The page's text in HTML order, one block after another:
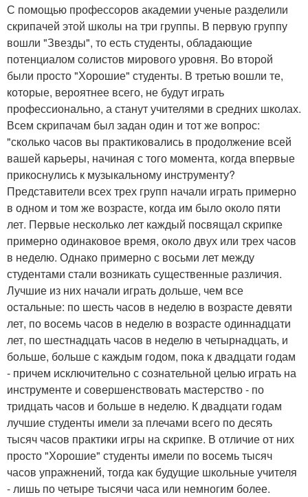
С помощью профессоров академии ученые разделили
скрипачей этой школы на три группы. В первую группу
вошли "Звезды", то есть студенты, обладающие
потенциалом солистов мирового уровня. Во второй
были просто "Хорошие" студенты. В третью вошли те,
которые, вероятнее всего, не будут играть
профессионально, а станут учителями в средних школах.
Всем скрипачам был задан один и тот же вопрос:
"сколько часов вы практиковались в продолжение всей
вашей карьеры, начиная с того момента, когда впервые
прикоснулись к музыкальному инструменту?
Представители всех трех групп начали играть примерно
в одном и том же возрасте, когда им было около пяти
лет. Первые несколько лет каждый посвящал скрипке
примерно одинаковое время, около двух или трех часов
в неделю. Однако примерно с восьми лет между
студентами стали возникать существенные различия.
Лучшие из них начали играть дольше, чем все
остальные: по шесть часов в неделю в возрасте девяти
лет, по восемь часов в неделю в возрасте одиннадцати
лет, по шестнадцать часов в неделю в четырнадцать, и
больше, больше с каждым годом, пока к двадцати годам
- причем исключительно с сознательной целью играть на
инструменте и совершенствовать мастерство - по
тридцать часов и больше в неделю. К двадцати годам
лучшие студенты имели за плечами всего по десять
тысяч часов практики игры на скрипке. В отличие от них
просто "Хорошие" студенты имели по восемь тысяч
часов упражнений, тогда как будущие школьные учителя
- лишь по четыре тысячи часа или немногим более.